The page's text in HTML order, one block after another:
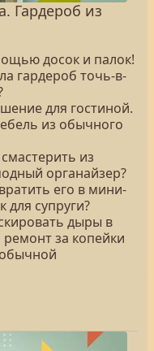
Гардероб из
досок и палок!
гардероб точь-в-
для гостиной.
из обычного
из
органайзер?
его в мини-
супруги?
дыры в
ремонт за копейки